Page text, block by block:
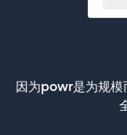
因为powr是为规模